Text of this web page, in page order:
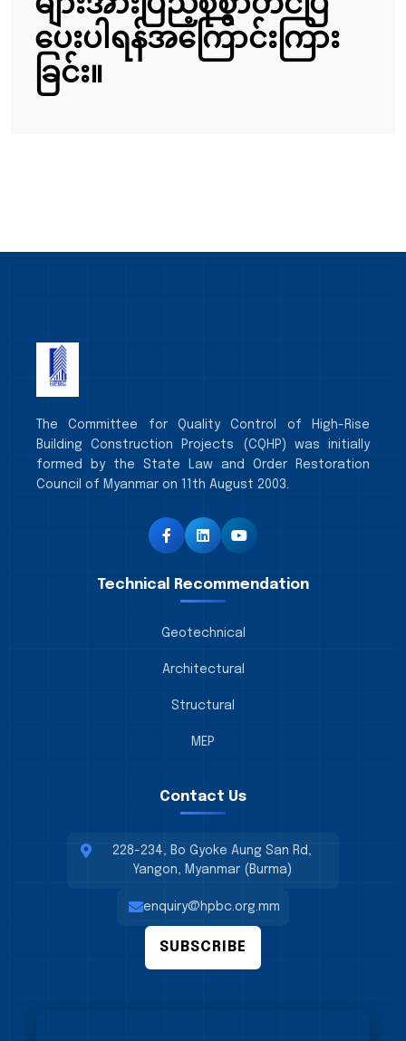
ပေးပါရန်အကြောင်းကြား
ခြင်း။
The Committee for Quality Control of High-Rise
Building Construction Projects (CQHP) was initially
formed by the State Law and Order Restoration
Council of Myanmar on 11th August 2003.
Technical Recommendation
Geotechnical
Architectural
Structural
MEP
Contact Us
228-234, Bo Gyoke Aung San Rd,
Yangon, Myanmar (Burma)
enquiry@hpbc.org.mm
SUBSCRIBE